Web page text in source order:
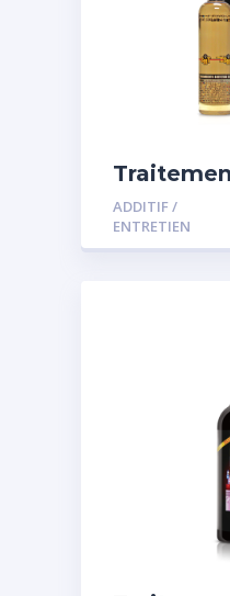
spécial
ADDITIF /
ENTRETIEN